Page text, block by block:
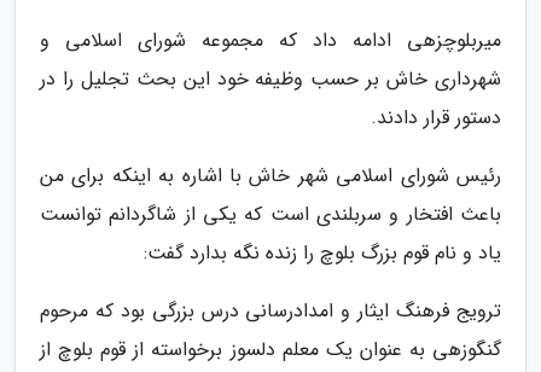
میربلوچزهی ادامه داد که مجموعه شورای اسلامی و
شهرداری خاش بر حسب وظیفه خود این بحث تجلیل را در
دستور قرار دادند.
رئیس شورای اسلامی شهر خاش با اشاره به اینکه برای من
باعث افتخار و سربلندی است که یکی از شاگردانم توانست
یاد و نام قوم بزرگ بلوچ را زنده نگه بدارد گفت:
ترویج فرهنگ ایثار و امدادرسانی درس بزرگی بود که مرحوم
گنگوزهی به عنوان یک معلم دلسوز برخواسته از قوم بلوچ از